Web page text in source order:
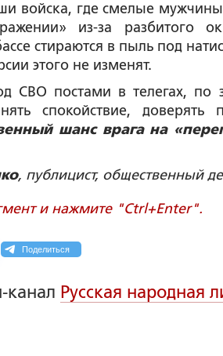
войска, где смелые
из-за разбитого
стираются в пыль под
этого не изменят.
СВО постами в телегах,
спокойствие,
шанс врага на
, публицист, общественный
и нажмите "Ctrl+Enter".
Поделиться
канал Русская народная